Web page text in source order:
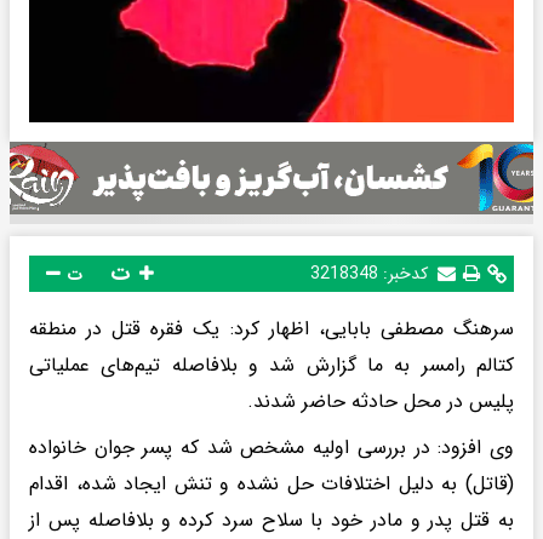
کدخبر: 3218348 ت
سرهنگ مصطفی بابایی، اظهار کرد: یک فقره قتل در منطقه
کتالم رامسر به ما گزارش شد و بلافاصله تیم‌های عملیاتی
پلیس در محل حادثه حاضر شدند.
وی افزود: در بررسی اولیه مشخص شد که پسر جوان خانواده
(قاتل) به دلیل اختلافات حل نشده و تنش ایجاد شده، اقدام
به قتل پدر و مادر خود با سلاح سرد کرده و بلافاصله پس از